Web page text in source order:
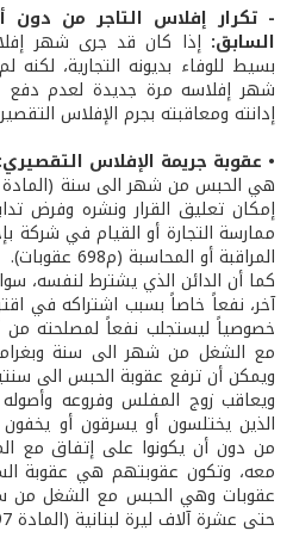
- تكرار إفلاس التاجر من
السابق:إذا كان قد جرى شهر
بسيط للوفاء بديونه التجارية،
شهر إفلاسه مرة جديدة لعدم دفع
إدانته ومعاقبته بجرم الإفلاس
• عقوبة جريمة الإفلاس التقصيري:
إمكان تعليق القرار ونشره وفرض
ممارسة التجارة أو القيام في شركة
المراقبة أو المحاسبة (م698 عقوبات).
كما أن الدائن الذي يشترط
آخر، نفعاً خاصاً بسبب اشتراكه في
خصوصياً ليستجلب نفعاً لمصلحته من
مع الشغل من شهر الى سنة وبغرامة
ويمكن أن ترفع عقوبة الحبس الى سنتين
ويعاقب زوج المفلس وفروعه
الذين يختلسون أو يسرقون أو
من دون أن يكونوا على إتفاق مع
عقوبات وهي الحبس مع الشغل من
حتى عشرة آلاف ليرة لبنانية (المادة 697 عقوبات).